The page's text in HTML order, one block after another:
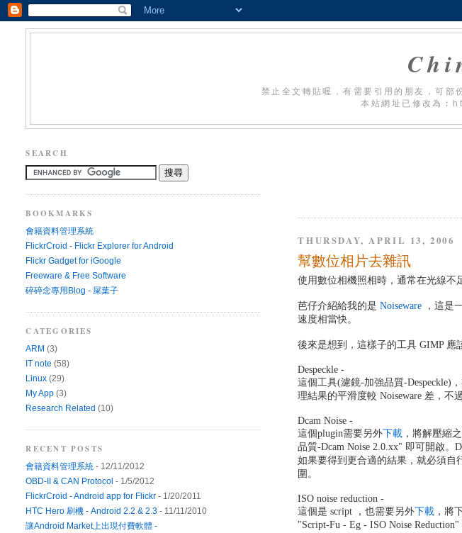
禁止全文轉貼喔，有需要引用的朋友，可部
本站網址已修改為
THURSDAY, APRIL 13, 2006
幫數位相片去雜訊
使用數位相機照相時，通常在光線不
芭仔介紹給我的是Noiseware ，這是
速度相當快。
後來是想到，這樣子的工具 GIMP 應
Despeckle -
這個工具(濾鏡-加強品質-Despeckle)
理結果的平滑度較 Noiseware 差，不
Dcam Noise -
這個plugin需要另外下載 ，將解壓縮
品質-Dcam Noise 2.0.xx" 即可開啟。
如果要得到更合適的結果，就必須自
圍。
ISO noise reduction -
這個是 script ，也需要另外下載 ，將
"Script-Fu - Eg - ISO Noise
SEARCH
BOOKMARKS
會籍資料管理系統
FlickrCroid - Flickr Explorer for Android
Flickr Gadget for iGoogle
Freeware & Free Software
碎碎念專用Blog - 屎葉子
CATEGORIES
ARM (3)
IT note (58)
Linux (29)
My App (3)
Research Related (10)
RECENT POSTS
會籍資料管理系統 - 12/11/2012
OBD-II & CAN Protocol - 1/5/2012
FlickrCroid - Android app for Flickr - 1/20/2011
HTC Hero 刷機 - Android 2.2 & 2.3 - 11/11/2010
讓Android Market上出現付費軟體 -